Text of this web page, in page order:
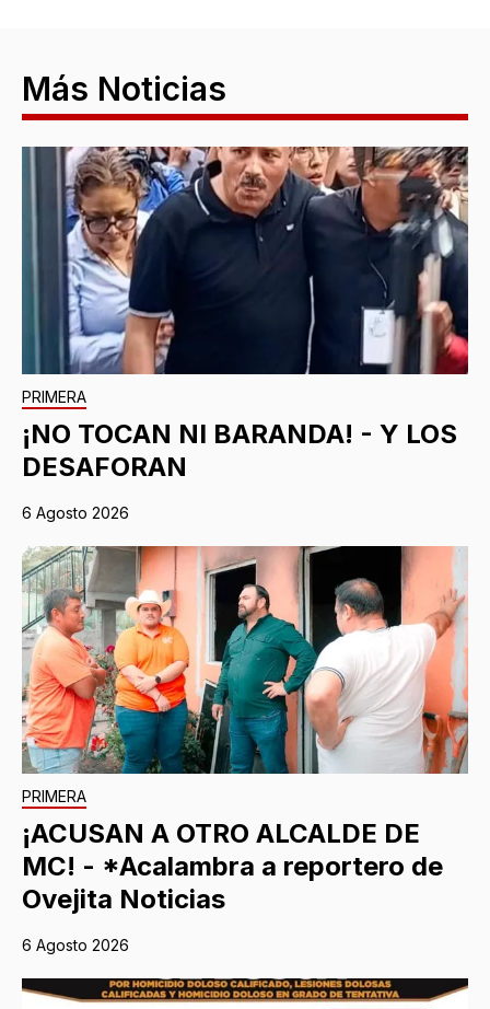
Más Noticias
PRIMERA
¡NO TOCAN NI BARANDA! - Y LOS
DESAFORAN
6 Agosto 2026
PRIMERA
¡ACUSAN A OTRO ALCALDE DE
MC! - *Acalambra a reportero de
Ovejita Noticias
6 Agosto 2026